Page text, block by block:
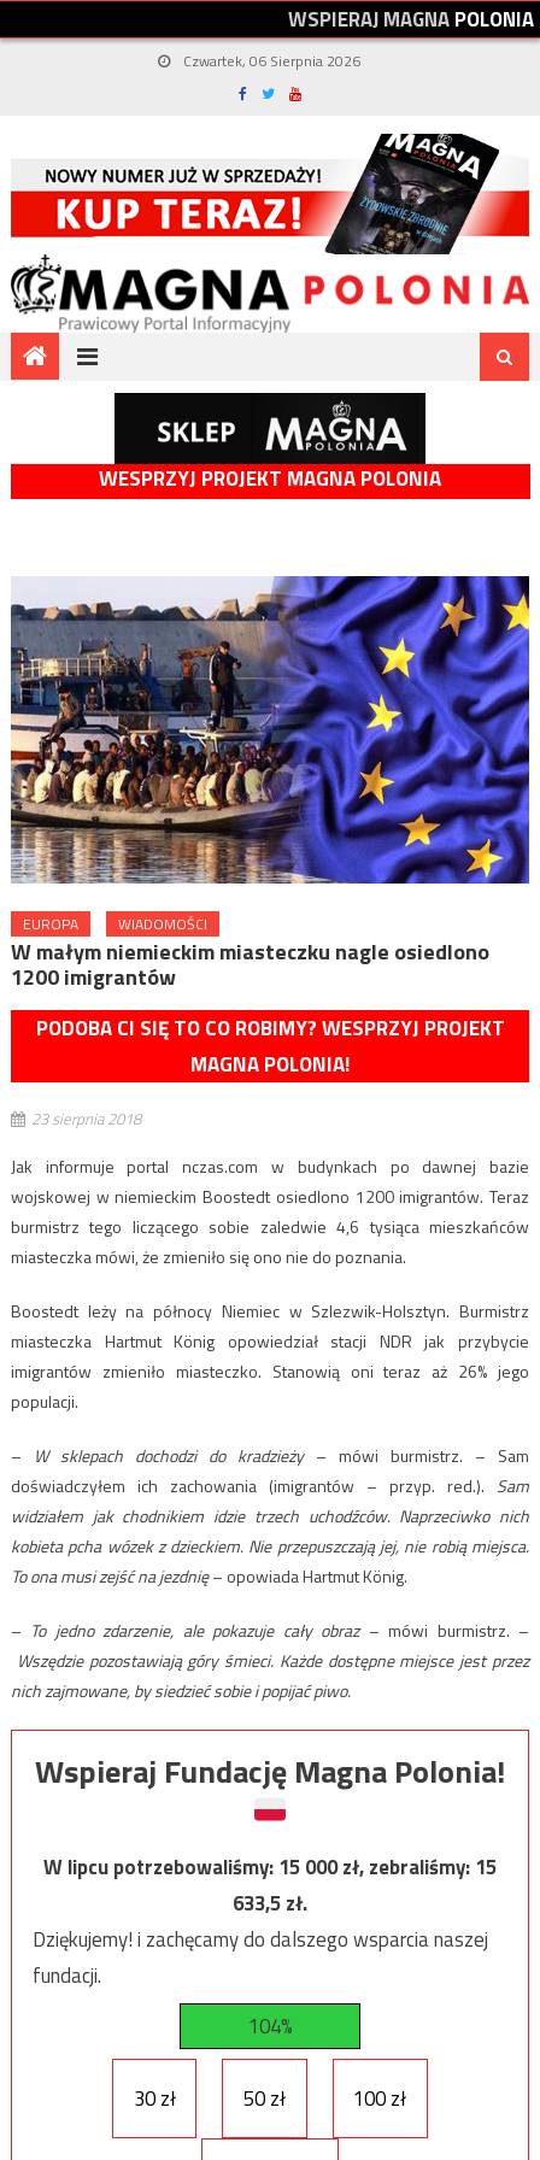
WSPIERAJMAGNAPOLONIA
Czwartek, 06 Sierpnia 2026
WESPRZYJ PROJEKT MAGNA POLONIA
EUROPA WIADOMOŚCI
W małym niemieckim miasteczku nagle osiedlono
1200 imigrantów
PODOBA CI SIĘ TO CO ROBIMY? WESPRZYJ PROJEKT
MAGNA POLONIA!
23 sierpnia 2018
Jak informuje portal nczas.com w budynkach po dawnej bazie
wojskowej w niemieckim Boostedt osiedlono 1200 imigrantów. Teraz
burmistrz tego liczącego sobie zaledwie 4,6 tysiąca mieszkańców
miasteczka mówi, że zmieniło się ono nie do poznania.
Boostedt leży na północy Niemiec w Szlezwik-Holsztyn. Burmistrz
miasteczka Hartmut König opowiedział stacji NDR jak przybycie
imigrantów zmieniło miasteczko. Stanowią oni teraz aż 26% jego
populacji.
– W sklepach dochodzi do kradzieży– mówi burmistrz. – Sam
doświadczyłem ich zachowania (imigrantów – przyp. red.). Sam
widziałem jak chodnikiem idzie trzech uchodźców. Naprzeciwko nich
kobieta pcha wózek z dzieckiem. Nie przepuszczają jej, nie robią miejsca.
To ona musi zejść na jezdnię– opowiada Hartmut König.
– To jedno zdarzenie, ale pokazuje cały obraz– mówi burmistrz. –
Wszędzie pozostawiają góry śmieci. Każde dostępne miejsce jest przez
nich zajmowane, by siedzieć sobie i popijać piwo.
Wspieraj Fundację Magna Polonia!
W lipcu potrzebowaliśmy:15 000zł, zebraliśmy:15
633,5zł.
Dziękujemy! i zachęcamy do dalszego wsparcia naszej
fundacji.
104%
30 zł 50 zł 100 zł